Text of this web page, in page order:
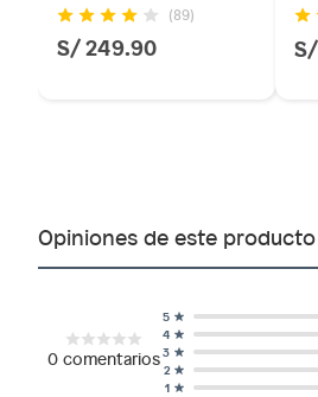
(89)
S/ 249.90
Opiniones de este producto
0 comentarios
1
2
3
4
5